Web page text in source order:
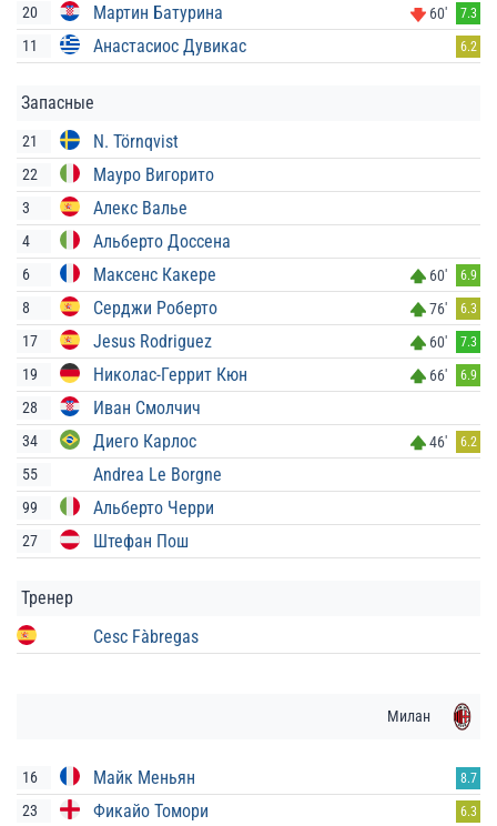
20 Мартин Батурина 60' 7.3
11 Анастасиос Дувикас 6.2
Запасные
21 N. Törnqvist
22 Мауро Вигорито
3 Алекс Валье
4 Альберто Доссена
6 Максенс Какере 60' 6.9
8 Серджи Роберто 76' 6.3
17 Jesus Rodriguez 60' 7.3
19 Николас-Геррит Кюн 66' 6.9
28 Иван Смолчич
34 Диего Карлос 46' 6.2
55 Andrea Le Borgne
99 Альберто Черри
27 Штефан Пош
Тренер
Cesc Fàbregas
Милан
16 Майк Меньян 8.7
23 Фикайо Томори 6.3